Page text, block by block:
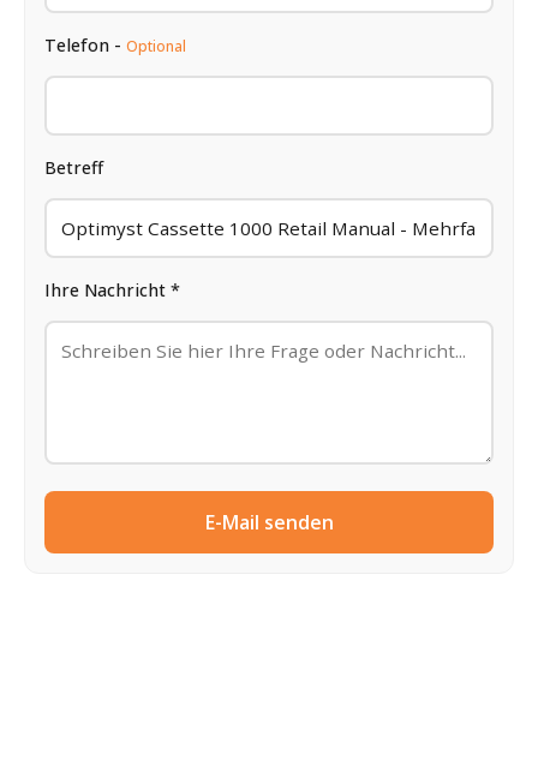
Telefon - Optional
Betreff
Ihre Nachricht *
E-Mail senden